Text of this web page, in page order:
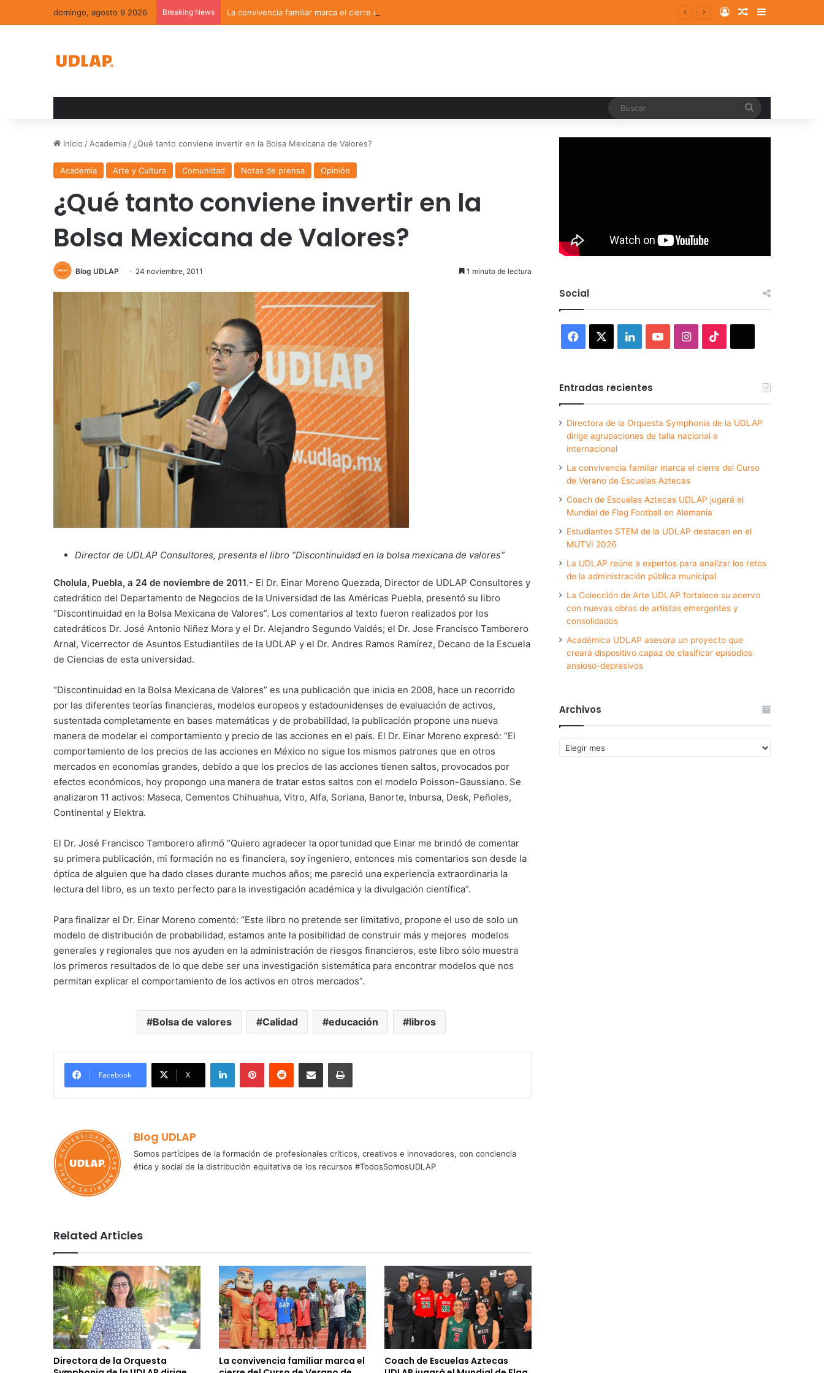
domingo, agosto 9 2026 Breaking News La convivencia familiar marca el cierre del Curso de Verano de Escuelas Aztecas Log InRandom Article
Sidebar
Inicio / Academia / ¿Qué tanto conviene invertir en la Bolsa Mexicana de Valores?
Academia Arte y Cultura Comunidad Notas de prensa Opinión
¿Qué tanto conviene invertir en la
Bolsa Mexicana de Valores?
Blog UDLAP 24 noviembre, 2011 1 minuto de lectura
Director de UDLAP Consultores, presenta el libro “Discontinuidad en la bolsa mexicana de valores”
Cholula, Puebla, a 24 de noviembre de 2011.- El Dr. Einar Moreno Quezada, Director de UDLAP Consultores y
catedrático del Departamento de Negocios de la Universidad de las Américas Puebla, presentó su libro
“Discontinuidad en la Bolsa Mexicana de Valores”. Los comentarios al texto fueron realizados por los
catedráticos Dr. José Antonio Niñez Mora y el Dr. Alejandro Segundo Valdés; el Dr. Jose Francisco Tamborero
Arnal, Vicerrector de Asuntos Estudiantiles de la UDLAP y el Dr. Andres Ramos Ramírez, Decano de la Escuela
de Ciencias de esta universidad.
“Discontinuidad en la Bolsa Mexicana de Valores” es una publicación que inicia en 2008, hace un recorrido
por las diferentes teorías financieras, modelos europeos y estadounidenses de evaluación de activos,
sustentada completamente en bases matemáticas y de probabilidad, la publicación propone una nueva
manera de modelar el comportamiento y precio de las acciones en el país. El Dr. Einar Moreno expresó: “El
comportamiento de los precios de las acciones en México no sigue los mismos patrones que en otros
mercados en economías grandes, debido a que los precios de las acciones tienen saltos, provocados por
efectos económicos, hoy propongo una manera de tratar estos saltos con el modelo Poisson-Gaussiano. Se
analizaron 11 activos: Maseca, Cementos Chihuahua, Vitro, Alfa, Soriana, Banorte, Inbursa, Desk, Peñoles,
Continental y Elektra.
El Dr. José Francisco Tamborero afirmó “Quiero agradecer la oportunidad que Einar me brindó de comentar
su primera publicación, mi formación no es financiera, soy ingeniero, entonces mis comentarios son desde la
óptica de alguien que ha dado clases durante muchos años; me pareció una experiencia extraordinaria la
lectura del libro, es un texto perfecto para la investigación académica y la divulgación científica”.
Para finalizar el Dr. Einar Moreno comentó: “Este libro no pretende ser limitativo, propone el uso de solo un
modelo de distribución de probabilidad, estamos ante la posibilidad de construir más y mejores modelos
generales y regionales que nos ayuden en la administración de riesgos financieros, este libro sólo muestra
los primeros resultados de lo que debe ser una investigación sistemática para encontrar modelos que nos
permitan explicar el comportamiento de los activos en otros mercados”.
Bolsa de valores Calidad educación libros
Facebook X
LinkedInPinterestReddit Share via Email Print
Blog UDLAP
Somos partícipes de la formación de profesionales críticos, creativos e innovadores, con conciencia
ética y social de la distribución equitativa de los recursos #TodosSomosUDLAP
Related Articles
Directora de la Orquesta
La convivencia familiar marca el
Coach de Escuelas Aztecas
Social
Facebook LinkedInYouTubeInstagram
Entradas recientes
Directora de la Orquesta Symphonia de la UDLAP
dirige agrupaciones de talla nacional e
internacional
La convivencia familiar marca el cierre del Curso
de Verano de Escuelas Aztecas
Coach de Escuelas Aztecas UDLAP jugará el
Mundial de Flag Football en Alemania
Estudiantes STEM de la UDLAP destacan en el
MUTVI 2026
La UDLAP reúne a expertos para analizar los retos
de la administración pública municipal
La Colección de Arte UDLAP fortalece su acervo
con nuevas obras de artistas emergentes y
consolidados
Académica UDLAP asesora un proyecto que
creará dispositivo capaz de clasificar episodios
ansioso-depresivos
Archivos
Archivos